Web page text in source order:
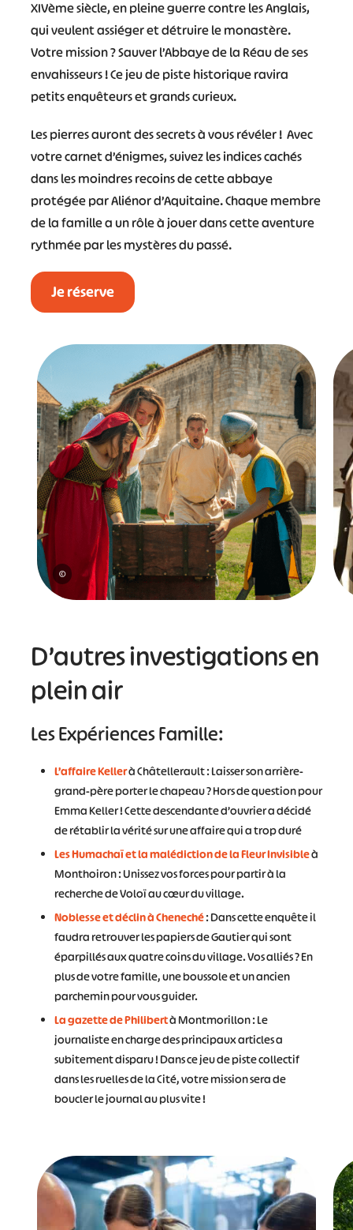
XIVème siècle, en pleine guerre contre les Anglais,
qui veulent assiéger et détruire le monastère.
Votre mission ? Sauver l’Abbaye de la Réau de ses
envahisseurs ! Ce jeu de piste historique ravira
petits enquêteurs et grands curieux.
Les pierres auront des secrets à vous révéler ! Avec
votre carnet d’énigmes, suivez les indices cachés
dans les moindres recoins de cette abbaye
protégée par Aliénor d’Aquitaine. Chaque membre
de la famille a un rôle à jouer dans cette aventure
rythmée par les mystères du passé.
Je réserve
©
D’autres investigations en
plein air
Les Expériences Famille:
L’affaire Kellerà Châtellerault : Laisser son arrière-
grand-père porter le chapeau ? Hors de question pour
Emma Keller ! Cette descendante d’ouvrier a décidé
de rétablir la vérité sur une affaire qui a trop duré
Les Humachaï et la malédiction de la Fleur Invisibleà
Monthoiron : Unissez vos forces pour partir à la
recherche de Voloï au cœur du village.
Noblesse et déclin à Cheneché: Dans cette enquête il
faudra retrouver les papiers de Gautier qui sont
éparpillés aux quatre coins du village. Vos alliés ? En
plus de votre famille, une boussole et un ancien
parchemin pour vous guider.
La gazette de Philibertà Montmorillon : Le
journaliste en charge des principaux articles a
subitement disparu ! Dans ce jeu de piste collectif
dans les ruelles de la Cité, votre mission sera de
boucler le journal au plus vite !